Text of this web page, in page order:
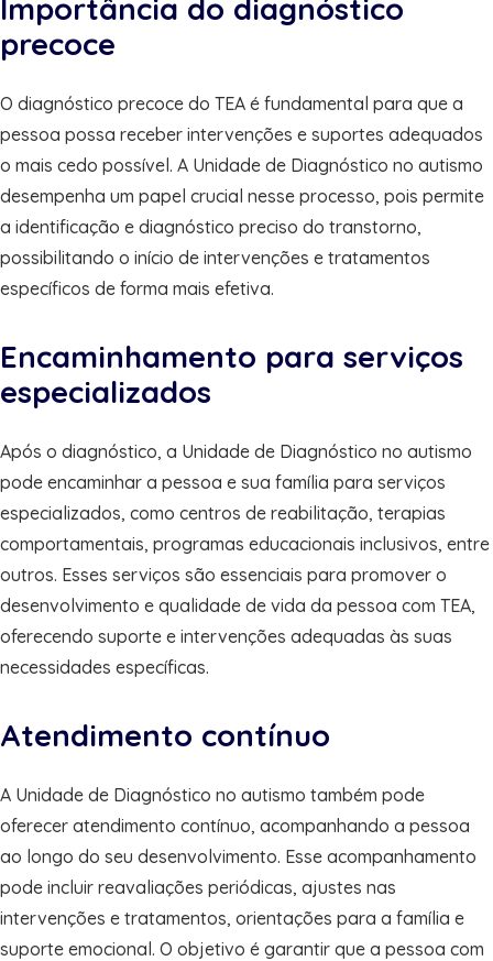
Importância do diagnóstico
precoce
O diagnóstico precoce do TEA é fundamental para que a
pessoa possa receber intervenções e suportes adequados
o mais cedo possível. A Unidade de Diagnóstico no autismo
desempenha um papel crucial nesse processo, pois permite
a identificação e diagnóstico preciso do transtorno,
possibilitando o início de intervenções e tratamentos
específicos de forma mais efetiva.
Encaminhamento para serviços
especializados
Após o diagnóstico, a Unidade de Diagnóstico no autismo
pode encaminhar a pessoa e sua família para serviços
especializados, como centros de reabilitação, terapias
comportamentais, programas educacionais inclusivos, entre
outros. Esses serviços são essenciais para promover o
desenvolvimento e qualidade de vida da pessoa com TEA,
oferecendo suporte e intervenções adequadas às suas
necessidades específicas.
Atendimento contínuo
A Unidade de Diagnóstico no autismo também pode
oferecer atendimento contínuo, acompanhando a pessoa
ao longo do seu desenvolvimento. Esse acompanhamento
pode incluir reavaliações periódicas, ajustes nas
intervenções e tratamentos, orientações para a família e
suporte emocional. O objetivo é garantir que a pessoa com